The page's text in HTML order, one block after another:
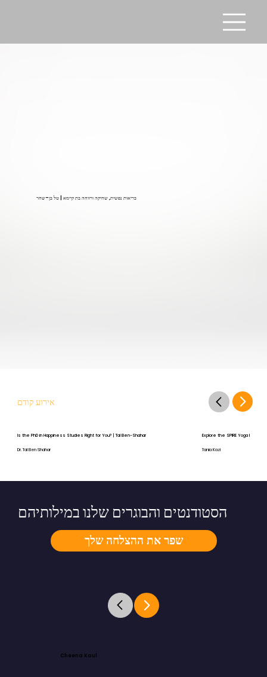
בריאות נפשית, שחיקה ורווחה בת קיימא | טל בן-שחר
שפר את ההצלחה שלך
הסטודנטים והבוגרים שלנו במילותיהם
Cheena Kaul
אירוע קודם
Is the PhD in Happiness Studies Right for You? | Tal Ben-Shahar
Dr. Tal Ben Shahar
Explore the SPIRE Yoga Program
Tania Kazi